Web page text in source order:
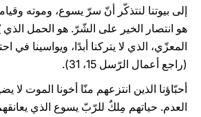
إلى بيوتنا لنتذكّر أنّ سرّ يسوع، وموته
هو انتصار الخير على الشّرّ. هو الحمل
المعزّي، الذي لا يتركنا أبدًا، ويواسينا في
(راجع أعمال الرّسل 15، 31).
أحبّاؤنا الذين انتزعهم منّا أخونا الموت لا
العدم. حياتهم مِلكٌ للرّبّ يسوع الذي